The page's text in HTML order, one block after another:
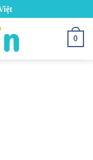
0